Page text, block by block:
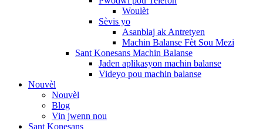
Woulèt
Sèvis yo
Asanblaj ak Antretyen
Machin Balanse Fèt Sou Mezi
Sant Konesans Machin Balanse
Jaden aplikasyon machin balanse
Videyo pou machin balanse
Nouvèl
Nouvèl
Blog
Vin jwenn nou
Sant Konesans